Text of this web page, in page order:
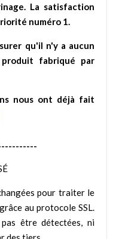
La satisfaction
numéro 1.
qu'il n'y a aucun
fabriqué par
nous ont déjà fait
pour traiter le
au protocole SSL.
être détectées, ni